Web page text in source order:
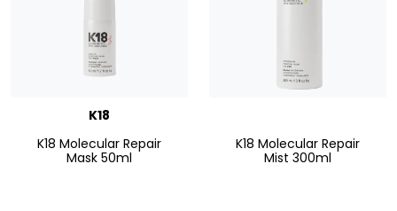
K18
K18 Molecular Repair
Mask 50ml
K18 Molecular Repair
Mist 300ml